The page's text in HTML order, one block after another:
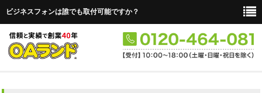
ビジネスフォンは誰でも取付可能ですか？